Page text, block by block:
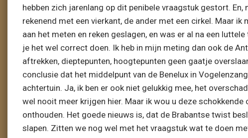
hebben zich jarenlang op dit penibele vraagstuk gestort. En,
rekenend met een vierkant, de ander met een cirkel. Maar
aan het meten en reken geslagen, en was er al na een
je het wel correct doen. Ik heb in mijn meting dan ook de
aftrekken, dieptepunten, hoogtepunten geen gaatje
conclusie dat het middelpunt van de Benelux in
achtertuin. Ja, ik ben er ook niet gelukkig mee, het
wel nooit meer krijgen hier. Maar ik wou u deze
onthouden. Het goede nieuws is, dat de Brabantse twist
slapen. Zitten we nog wel met het vraagstuk wat te doen